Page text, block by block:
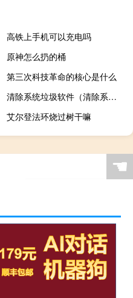
高铁上手机可以充电吗
原神怎么扔的桶
第三次科技革命的核心是什么
清除系统垃圾软件（清除系统垃圾）
艾尔登法环烧过树干嘛
☚